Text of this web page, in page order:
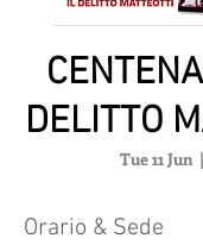
DELITTO
Tue 11 Jun
  |
Orario & Sede